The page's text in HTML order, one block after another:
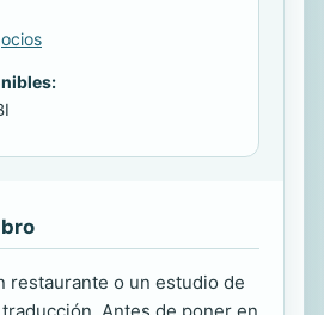
restaurante o un estudio de